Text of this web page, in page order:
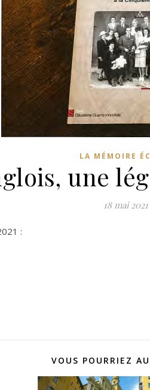
LA MÉMOIRE
une
18 mai 2021
:
VOUS POURRIEZ